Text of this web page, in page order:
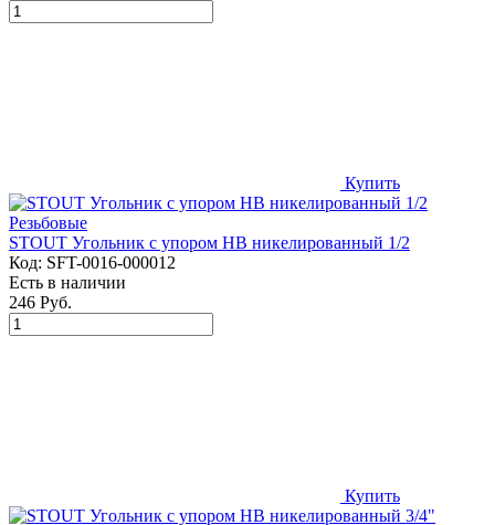
Купить
STOUT Угольник с упором НВ никелированный 1/2
Код: SFT-0016-000012
Есть в наличии
246 Руб.
Купить